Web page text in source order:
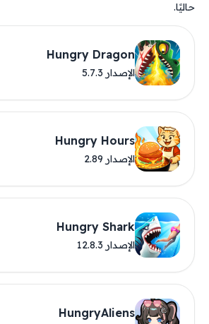
حاليًا.
Hungry Dragon
الإصدار 5.7.3
Hungry Hours
الإصدار 2.89
Hungry Shark
الإصدار 12.8.3
HungryAliens